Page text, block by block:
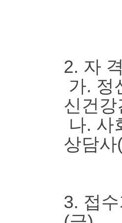
2. 자
가. 정
신건
나. 사
상담
3. 접